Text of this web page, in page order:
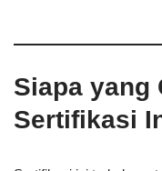
Siapa yang
Sertifikasi